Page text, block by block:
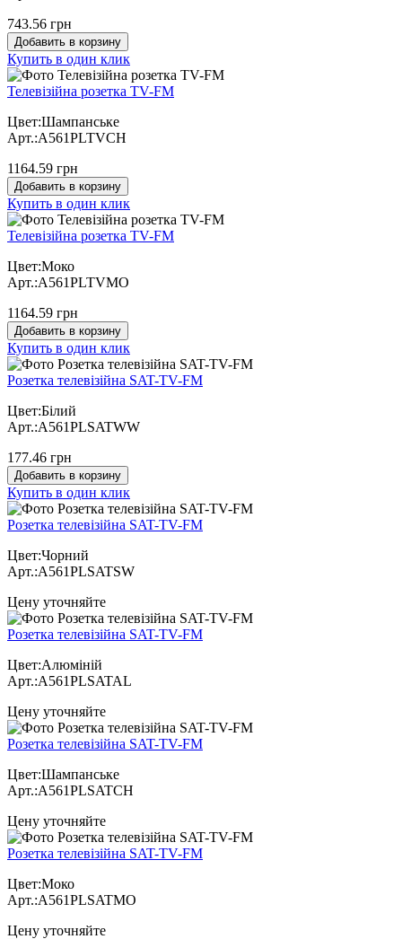
743.56 грн
Добавить в корзину
Купить в один клик
Телевізійна розетка TV-FM
Цвет:Шампанське
Арт.:A561PLTVCH
1164.59 грн
Добавить в корзину
Купить в один клик
Телевізійна розетка TV-FM
Цвет:Моко
Арт.:A561PLTVMO
1164.59 грн
Добавить в корзину
Купить в один клик
Розетка телевізійна SAT-TV-FM
Цвет:Білий
Арт.:A561PLSATWW
177.46 грн
Добавить в корзину
Купить в один клик
Розетка телевізійна SAT-TV-FM
Цвет:Чорний
Арт.:A561PLSATSW
Цену уточняйте
Розетка телевізійна SAT-TV-FM
Цвет:Алюміній
Арт.:A561PLSATAL
Цену уточняйте
Розетка телевізійна SAT-TV-FM
Цвет:Шампанське
Арт.:A561PLSATCH
Цену уточняйте
Розетка телевізійна SAT-TV-FM
Цвет:Моко
Арт.:A561PLSATMO
Цену уточняйте